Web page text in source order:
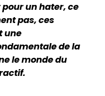
un hater, ce
pas, ces
une
de la
le monde du